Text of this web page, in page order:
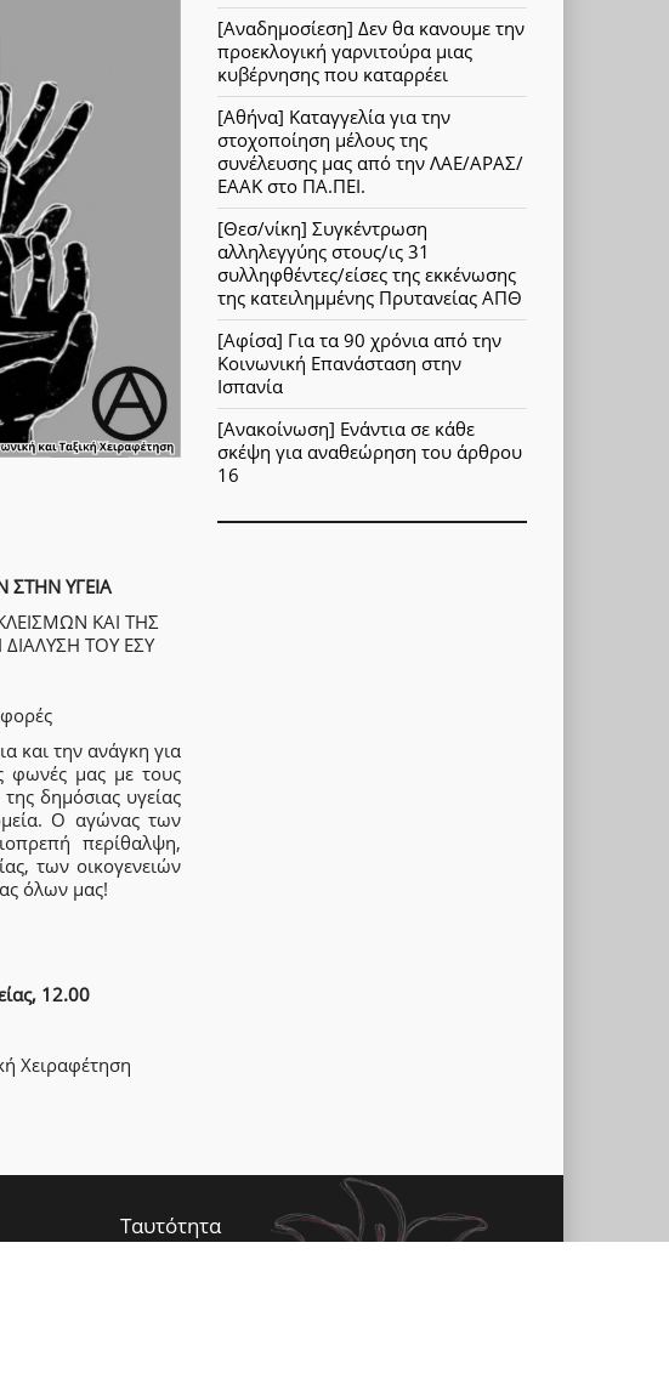
ΥΓΕΙΑ
ΚΑΙ ΤΗΣ
ΤΟΥ ΕΣΥ
και την ανάγκη για
φωνές μας με τους
δημόσιας υγείας
Ο αγώνας των
περίθαλψη,
των οικογενειών
όλων μας!
12.00
Χειραφέτηση
[Αναδημοσίεση] Δεν θα κανουμε την
προεκλογική γαρνιτούρα μιας
κυβέρνησης που καταρρέει
[Αθήνα] Καταγγελία για την
στοχοποίηση μέλους της
συνέλευσης μας από την ΛΑΕ/ΑΡΑΣ/
ΕΑΑΚ στο ΠΑ.ΠΕΙ.
[Θεσ/νίκη] Συγκέντρωση
αλληλεγγύης στους/ις 31
συλληφθέντες/είσες της εκκένωσης
της κατειλημμένης Πρυτανείας ΑΠΘ
[Αφίσα] Για τα 90 χρόνια από την
Κοινωνική Επανάσταση στην
Ισπανία
[Ανακοίνωση] Ενάντια σε κάθε
σκέψη για αναθεώρηση του άρθρου
16
Ταυτότητα